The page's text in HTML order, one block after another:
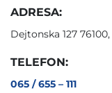
ADRESA:
Dejtonska 127
TELEFON:
065 / 655 – 111